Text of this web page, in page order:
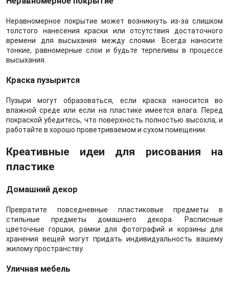
Неравномерное покрытие может возникнуть из-за слишком
толстого нанесения краски или отсутствия достаточного
времени для высыхания между слоями. Всегда наносите
тонкие, равномерные слои и будьте терпеливы в процессе
высыхания.
Краска пузырится
Пузыри могут образоваться, если краска наносится во
влажной среде или если на пластике имеется влага. Перед
покраской убедитесь, что поверхность полностью высохла, и
работайте в хорошо проветриваемом и сухом помещении.
Креативные идеи для рисования на
пластике
Домашний декор
Превратите повседневные пластиковые предметы в
стильные предметы домашнего декора. Расписные
цветочные горшки, рамки для фотографий и корзины для
хранения вещей могут придать индивидуальность вашему
жилому пространству.
Уличная мебель